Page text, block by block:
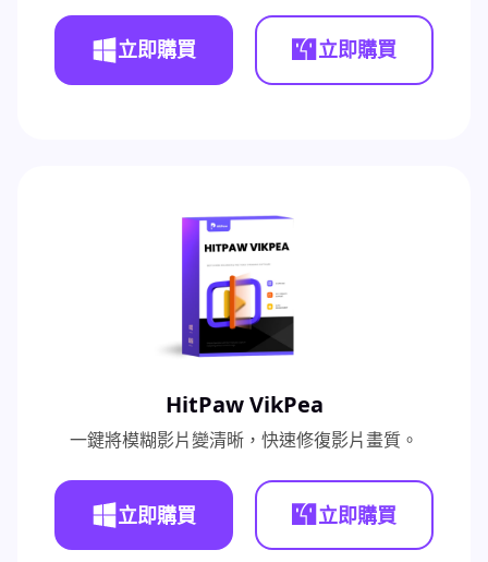
立即購買 立即購買
HitPaw VikPea
一鍵將模糊影片變清晰，快速修復影片畫質。
立即購買 立即購買